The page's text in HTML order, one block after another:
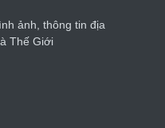
ảnh, thông tin địa
Thế Giới